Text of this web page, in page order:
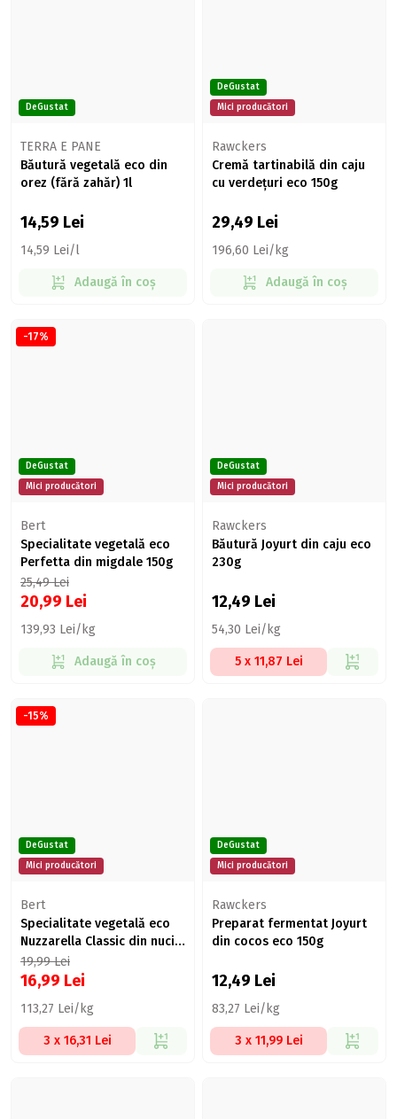
DeGustat
TERRA E PANE
Băutură vegetală eco din
orez (fără zahăr) 1l
14,59 Lei
14,59 Lei/l
Adaugă în coș
DeGustat
Mici producători
Rawckers
Cremă tartinabilă din caju
cu verdețuri eco 150g
29,49 Lei
196,60 Lei/kg
Adaugă în coș
-17%
DeGustat
Mici producători
Bert
Specialitate vegetală eco
Perfetta din migdale 150g
25,49Lei
20,99 Lei
139,93 Lei/kg
Adaugă în coș
DeGustat
Mici producători
Rawckers
Băutură Joyurt din caju eco
230g
12,49 Lei
54,30 Lei/kg
5 x 11,87 Lei
-15%
DeGustat
Mici producători
Bert
Specialitate vegetală eco
Nuzzarella Classic din nuci
caju 150g
19,99Lei
16,99 Lei
113,27 Lei/kg
3 x 16,31 Lei
DeGustat
Mici producători
Rawckers
Preparat fermentat Joyurt
din cocos eco 150g
12,49 Lei
83,27 Lei/kg
3 x 11,99 Lei